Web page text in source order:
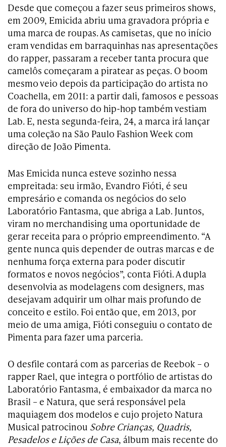
Desde que começou a fazer seus primeiros shows,
em 2009, Emicida abriu uma gravadora própria e
uma marca de roupas. As camisetas, que no início
eram vendidas em barraquinhas nas apresentações
do rapper, passaram a receber tanta procura que
camelôs começaram a piratear as peças. O boom
mesmo veio depois da participação do artista no
Coachella, em 2011: a partir dali, famosos e pessoas
de fora do universo do hip-hop também vestiam
Lab. E, nesta segunda-feira, 24, a marca irá lançar
uma coleção na São Paulo Fashion Week com
direção de João Pimenta.
Mas Emicida nunca esteve sozinho nessa
empreitada: seu irmão, Evandro Fióti, é seu
empresário e comanda os negócios do selo
Laboratório Fantasma, que abriga a Lab. Juntos,
viram no merchandising uma oportunidade de
gerar receita para o próprio empreendimento. “A
gente nunca quis depender de outras marcas e de
nenhuma força externa para poder discutir
formatos e novos negócios”, conta Fióti. A dupla
desenvolvia as modelagens com designers, mas
desejavam adquirir um olhar mais profundo de
conceito e estilo. Foi então que, em 2013, por
meio de uma amiga, Fióti conseguiu o contato de
Pimenta para fazer uma parceria.
O desfile contará com as parcerias de Reebok – o
rapper Rael, que integra o portfólio de artistas do
Laboratório Fantasma, é embaixador da marca no
Brasil – e Natura, que será responsável pela
maquiagem dos modelos e cujo projeto Natura
Musical patrocinou Sobre Crianças, Quadris,
Pesadelos e Lições de Casa, álbum mais recente do